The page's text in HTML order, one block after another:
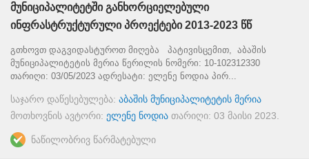
მუნიციპალიტეტში განხორციელებული
ინფრასტრუქტურული პროექტები 2013-2023 წწ
გთხოვთ დაგვიდასტუროთ მიღება პატივისცემით, აბაშის
მუნიციპალიტეტის მერია წერილის ნომერი: 10-102312330
თარიღი: 03/05/2023 ადრესატი: ელენე ნოდია პირ...
საჯარო დაწესებულება: აბაშის მუნიციპალიტეტის მერია
მოთხოვნის ავტორი: ელენე ნოდია თარიღი: 03 მაისი 2023
ნაწილობრივ წარმატებული